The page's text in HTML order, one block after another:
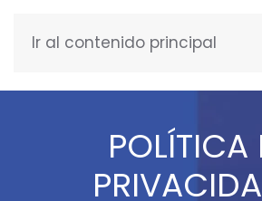
Ir al contenido principal
POLÍTICA